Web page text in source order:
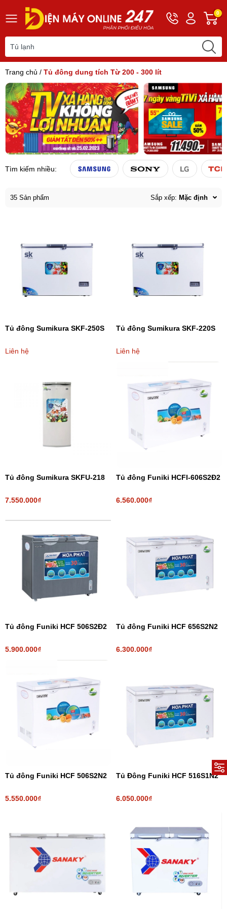
Hotline
0243
Tài
khoản
Khách
0
Trang chủ / Tủ đông dung tích Từ 200 - 300 lít
Tìm kiếm nhiều:
35 Sản phẩm Sắp xếp: Mặc định
Tủ đông Sumikura SKF-250S
Liên hệ
Tủ đông Sumikura SKF-220S
Liên hệ
Tủ đông Sumikura SKFU-218
7.550.000₫
Tủ đông Funiki HCFI-606S2Đ2
6.560.000₫
Tủ đông Funiki HCF 506S2Đ2
5.900.000₫
Tủ đông Funiki HCF 656S2N2
6.300.000₫
Tủ đông Funiki HCF 506S2N2
5.550.000₫
Tủ Đông Funiki HCF 516S1N2
6.050.000₫